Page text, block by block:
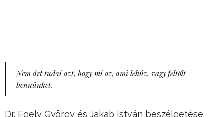
Nem árt tudni azt, hogy mi az, ami lehúz, vagy feltölt
bennünket.
Dr. Egely György és Jakab István beszélgetése